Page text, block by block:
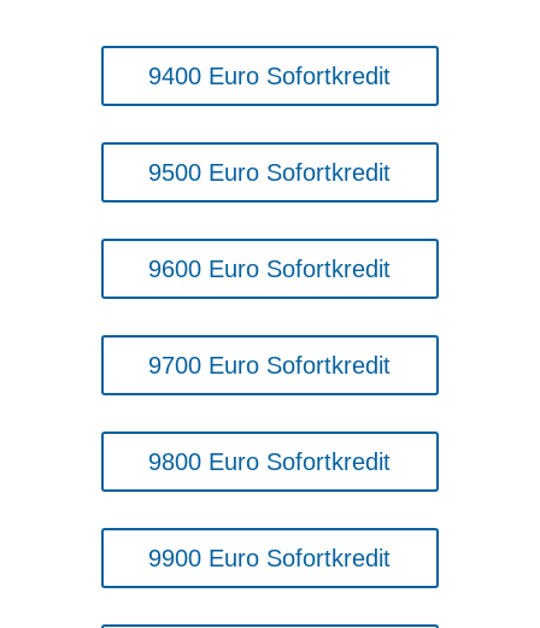
9400 Euro Sofortkredit
9500 Euro Sofortkredit
9600 Euro Sofortkredit
9700 Euro Sofortkredit
9800 Euro Sofortkredit
9900 Euro Sofortkredit